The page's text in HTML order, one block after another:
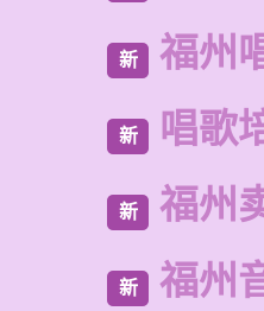
新 福州
新 唱歌
新 福州
新 福州